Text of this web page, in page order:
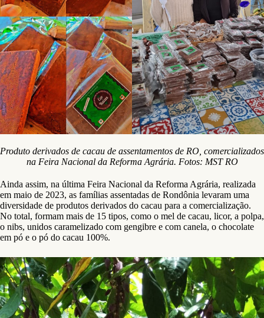
Produto derivados de cacau de assentamentos de RO, comercializados
na Feira Nacional da Reforma Agrária. Fotos: MST RO
Ainda assim, na última Feira Nacional da Reforma Agrária, realizada
em maio de 2023, as famílias assentadas de Rondônia levaram uma
diversidade de produtos derivados do cacau para a comercialização.
No total, formam mais de 15 tipos, como o mel de cacau, licor, a polpa,
o nibs, unidos caramelizado com gengibre e com canela, o chocolate
em pó e o pó do cacau 100%.